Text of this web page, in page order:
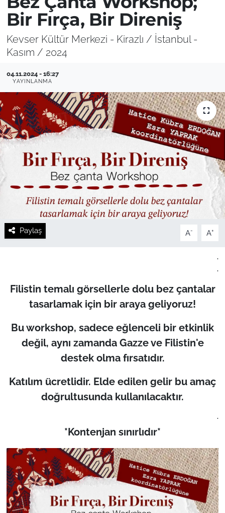
Bir Fırça, Bir Direniş
Kevser Kültür Merkezi - Kirazlı / İstanbul -
Kasım / 2024
04.11.2024 - 16:27
YAYINLANMA
Paylaş A- A+
.
.
Filistin temalı görsellerle dolu bez çantalar
tasarlamak için bir araya geliyoruz!
Bu workshop, sadece eğlenceli bir etkinlik
değil, aynı zamanda Gazze ve Filistin'e
destek olma fırsatıdır.
Katılım ücretlidir. Elde edilen gelir bu amaç
doğrultusunda kullanılacaktır.
.
*Kontenjan sınırlıdır*